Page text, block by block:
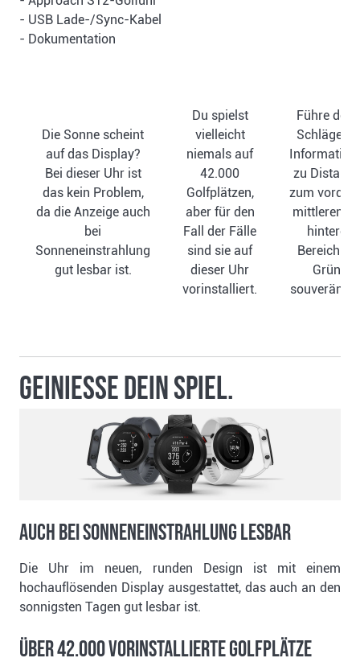
- USB Lade-/Sync-Kabel
- Dokumentation
Die Sonne scheint
auf das Display?
Bei dieser Uhr ist
das kein Problem,
da die Anzeige auch
bei
Sonneneinstrahlung
gut lesbar ist.
Du spielst
vielleicht
niemals auf
42.000
Golfplätzen,
aber für den
Fall der Fälle
sind sie auf
dieser Uhr
vorinstalliert.
Führe
Schläge
zu
zum
mittleren
hinteren
Bereich
Grüns
souverän
GEINIESSE DEIN SPIEL.
AUCH BEI SONNENEINSTRAHLUNG LESBAR
Die Uhr im neuen, runden Design ist mit einem
hochauflösenden Display ausgestattet, das auch an den
sonnigsten Tagen gut lesbar ist.
ÜBER 42.000 VORINSTALLIERTE GOLFPLÄTZE